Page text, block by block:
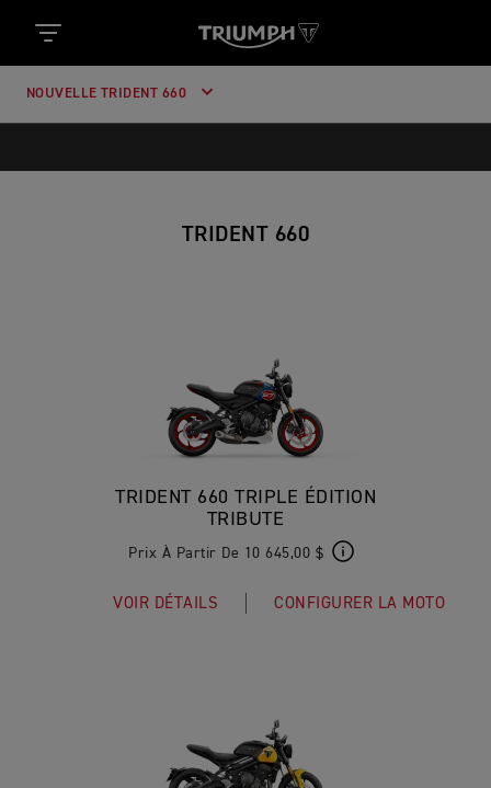
NOUVELLE TRIDENT 660
TRIDENT 660
TRIDENT 660 TRIPLE ÉDITION
TRIBUTE
Prix À Partir De 10 645,00 $
VOIR DÉTAILS CONFIGURER LA MOTO